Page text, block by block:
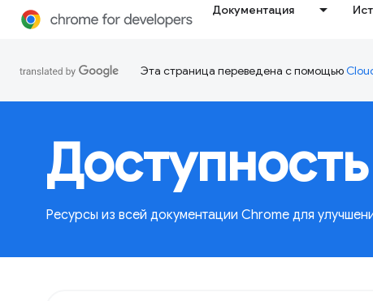
Документация
Эта страница переведена с помощью
Доступность
Ресурсы из всей документации Chrome для